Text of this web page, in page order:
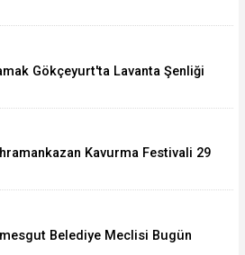
Gökçeyurt'ta Lavanta Şenliği
Kavurma Festivali 29
Belediye Meclisi Bugün